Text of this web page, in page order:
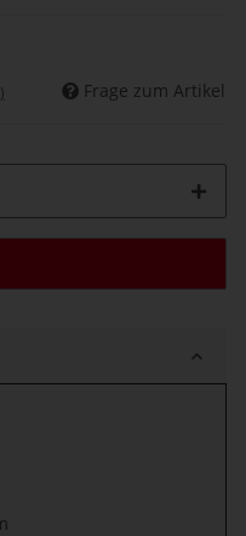
Frage zum Artikel